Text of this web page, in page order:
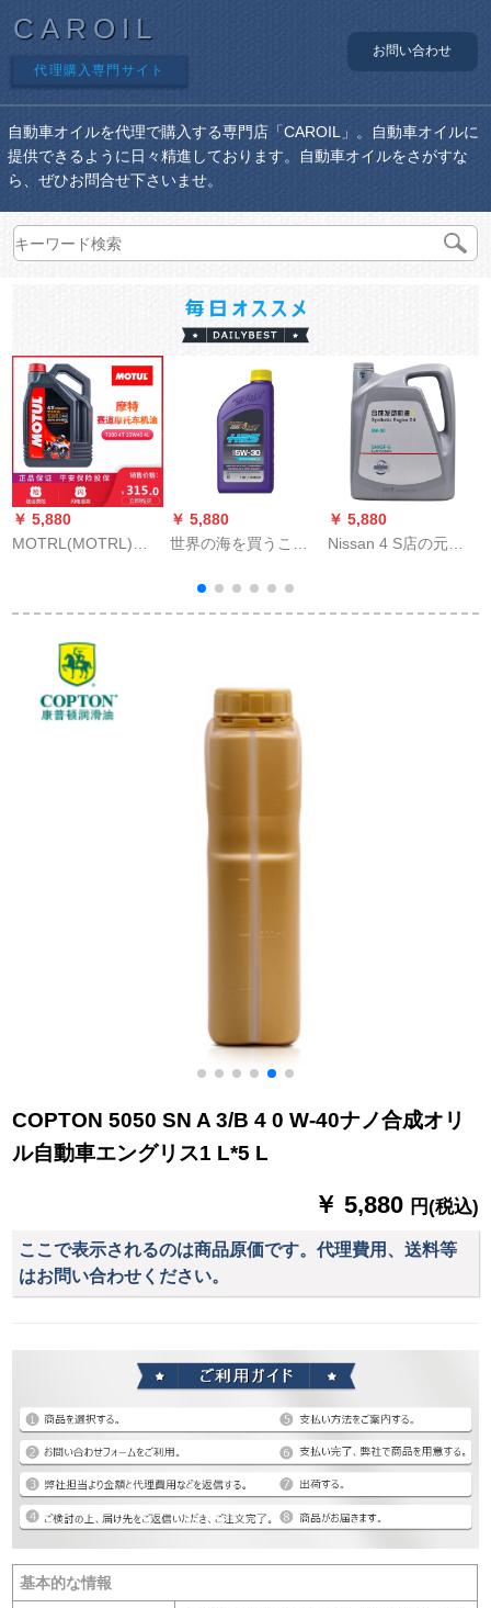
CAROIL
代理購入専門サイト
お問い合わせ
自動車オイルを代理で購入する専門店「CAROIL」。自動車オイルに
提供できるように日々精進しております。自動車オイルをさがすな
ら、ぜひお問合せ下さいませ。
￥ 5,880
MOTRL(MOTRL)サ
￥ 5,880
世界の海を買うこと
￥ 5,880
Nissan 4 S店の元工
COPTON 5050 SN A 3/B 4 0 W-40ナノ合成オリ
ル自動車エングリス1 L*5 L
￥ 5,880 円(税込)
ここで表示されるのは商品原価です。代理費用、送料等
はお問い合わせください。
基本的な情報